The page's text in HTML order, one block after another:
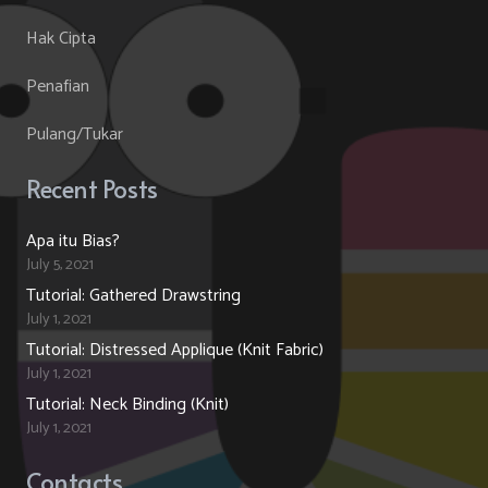
Hak Cipta
Penafian
Pulang/Tukar
Recent Posts
Apa itu Bias?
July 5, 2021
Tutorial: Gathered Drawstring
July 1, 2021
Tutorial: Distressed Applique (Knit Fabric)
July 1, 2021
Tutorial: Neck Binding (Knit)
July 1, 2021
Contacts